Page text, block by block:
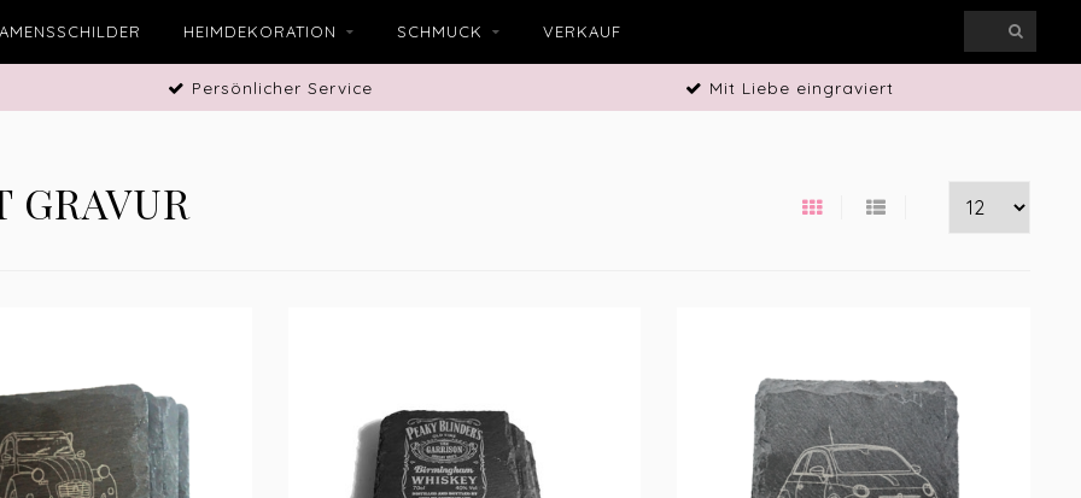
HEIMDEKORATION SCHMUCK VERKAUF
Persönlicher Service Mit Liebe eingraviert
GRAVUR